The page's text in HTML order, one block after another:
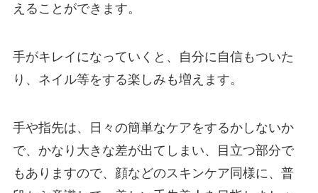
えることができます。
手がキレイになっていくと、自分に自信もついた
り、ネイル等をする楽しみも増えます。
手や指先は、日々の簡単なケアをするかしないか
で、かなり大きな差が出てしまい、目立つ部分で
もありますので、顔などのスキンケア同様に、普